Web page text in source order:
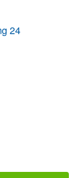
24